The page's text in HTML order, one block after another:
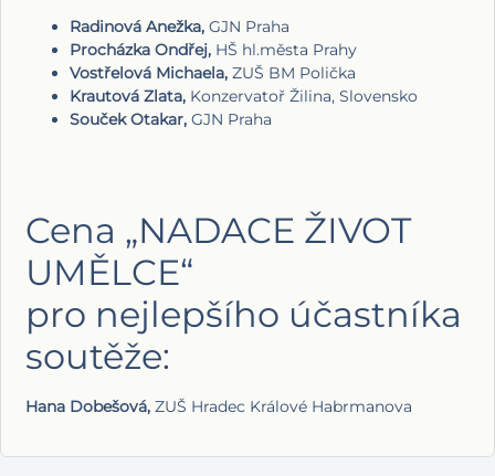
Radinová Anežka, GJN Praha
Procházka Ondřej, HŠ hl.města Prahy
Vostřelová Michaela, ZUŠ BM Polička
Krautová Zlata, Konzervatoř Žilina, Slovensko
Souček Otakar, GJN Praha
Cena „NADACE ŽIVOT
UMĚLCE“
pro nejlepšího účastníka
soutěže:
Hana Dobešová, ZUŠ Hradec Králové Habrmanova